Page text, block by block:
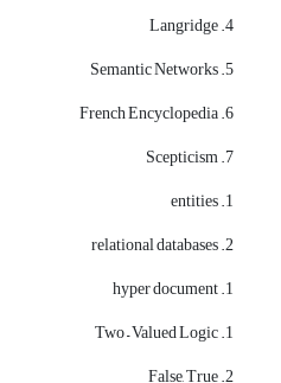
4. Langridge
5. Semantic Networks
6. French Encyclopedia
7. Scepticism
1. entities
2. relational databases
1. hyper document
1. Two – Valued Logic